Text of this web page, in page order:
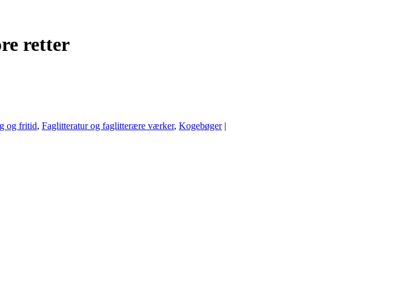
retter
og fritid, Faglitteratur og faglitterære værker, Kogebøger|